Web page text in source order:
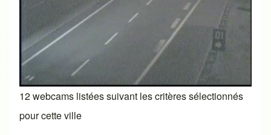
12 webcams listées suivant les critères sélectionnés
pour cette ville